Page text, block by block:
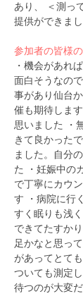
あり、 ＜測っ
提供ができまし
参加者の皆様
・機会があれ
面白そうなの
事があり仙台
催も期待しま
思いました ・
きて良かった
ました。自分
た ・妊娠中の
で丁寧にカウ
す ・病院に行
すく眠りも浅
できてたすか
足かなと思っ
があってとて
ついても測定
待つのが大変